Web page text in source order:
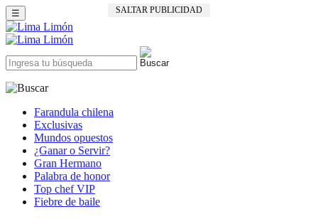
SALTAR PUBLICIDAD
☰
Farandula chilena
Exclusivas
Mundos opuestos
¿Ganar o Servir?
Gran Hermano
Palabra de honor
Top chef VIP
Fiebre de baile